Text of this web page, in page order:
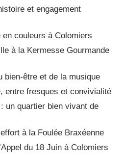
et engagement
couleurs à Colomiers
à la Kermesse Gourmande
bien-être et de la musique
entre fresques et convivialité
un quartier bien vivant de
à la Foulée Braxéenne
du 18 Juin à Colomiers